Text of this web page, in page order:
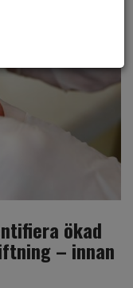
ökad
– innan